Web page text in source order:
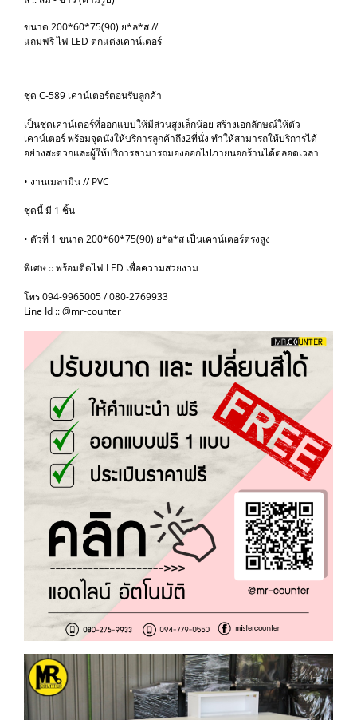
ขนาด 200*60*75(90) ย*ล*ส //
แถมฟรี ไฟ LED ตกแต่งเคาน์เตอร์
ชุด C-589 เคาน์เตอร์ตอนรับลูกค้า
เป็นชุดเคาน์เตอร์ที่ออกแบบให้มีส่วนสูงเล็กน้อย สร้างเอกลักษณ์ให้ตัว
เคาน์เตอร์ พร้อมจุดนั่งให้บริการลูกค้าถึง2ที่นั่ง ทำให้สามารถให้บริการได้
อย่างสะดวกและผู้ให้บริการสามารถมองออกไปภายนอกร้านได้ตลอดเวลา
• งานเมลามีน // PVC
ชุดนี้ มี 1 ชิ้น
• ตัวที่ 1 ขนาด 200*60*75(90) ย*ล*ส เป็นเคาน์เตอร์ตรงสูง
พิเศษ :: พร้อมติดไฟ LED เพื่อความสวยงาม
โทร 094-9965005 / 080-2769933
Line Id :: @mr-counter